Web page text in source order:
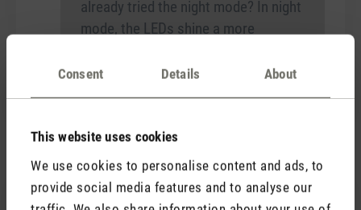
Consent Details About
This website uses cookies
We use cookies to personalise content and ads, to
provide social media features and to analyse our
already tried the night mode? In night
mode, the LEDs shine a more
18 April 2021 00:00